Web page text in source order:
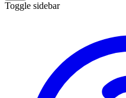
Toggle sidebar